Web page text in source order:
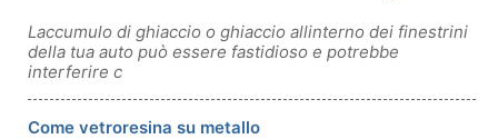
Laccumulo di ghiaccio o ghiaccio allinterno dei finestrini
della tua auto può essere fastidioso e potrebbe
interferire c
Come vetroresina su metallo